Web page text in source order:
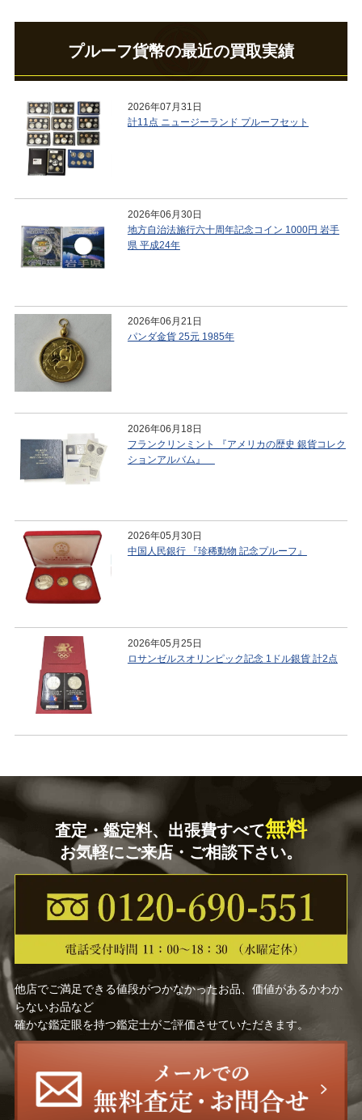
プルーフ貨幣の最近の買取実績
2026年07月31日
計11点 ニュージーランド プルーフセット
2026年06月30日
地方自治法施行六十周年記念コイン 1000円 岩手
県 平成24年
2026年06月21日
パンダ金貨 25元 1985年
2026年06月18日
フランクリンミント 『アメリカの歴史 銀貨コレク
ションアルバム』
2026年05月30日
中国人民銀行 『珍稀動物 記念プルーフ』
2026年05月25日
ロサンゼルスオリンピック記念 1ドル銀貨 計2点
査定・鑑定料、出張費すべて無料
お気軽にご来店・ご相談下さい。
他店でご満足できる値段がつかなかったお品、価値があるかわか
らないお品など
確かな鑑定眼を持つ鑑定士がご評価させていただきます。